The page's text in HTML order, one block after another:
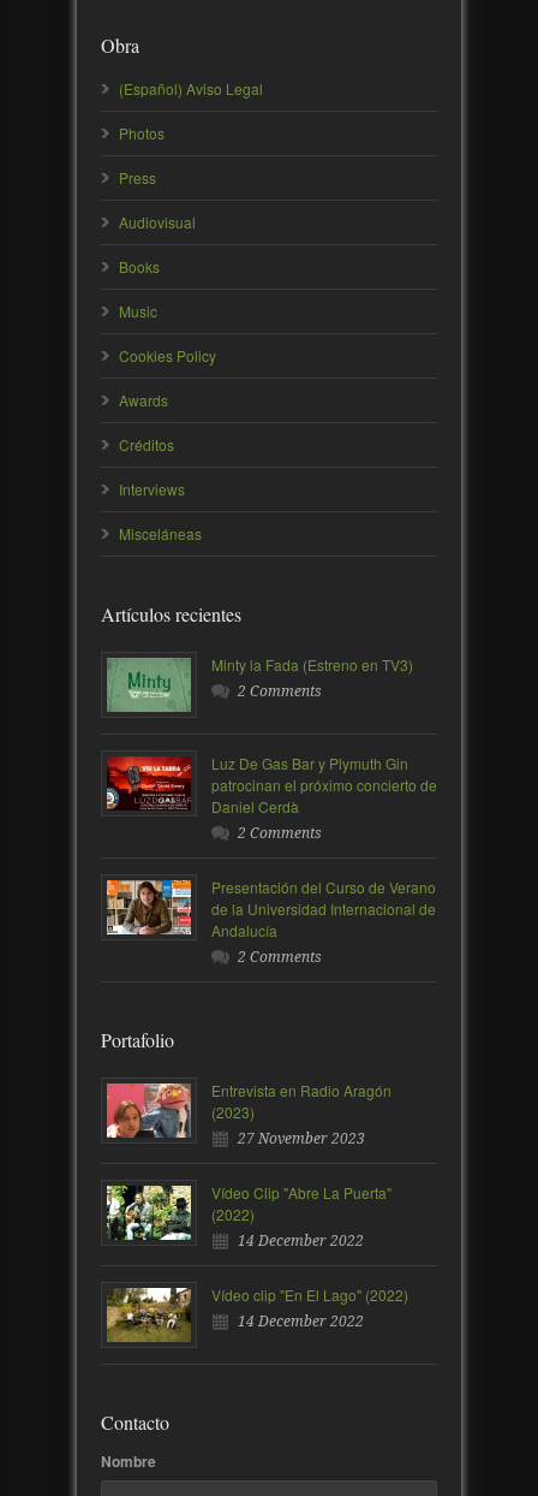
Obra
(Español) Aviso Legal
Photos
Press
Audiovisual
Books
Music
Cookies Policy
Awards
Créditos
Interviews
Misceláneas
Artículos recientes
Minty la Fada (Estreno en TV3)
2 Comments
Luz De Gas Bar y Plymuth Gin
patrocinan el próximo concierto de
Daniel Cerdà
2 Comments
Presentación del Curso de Verano
de la Universidad Internacional de
Andalucía
2 Comments
Portafolio
Entrevista en Radio Aragón
(2023)
27 November 2023
Vídeo Clip "Abre La Puerta"
(2022)
14 December 2022
Vídeo clip "En El Lago" (2022)
14 December 2022
Contacto
Nombre